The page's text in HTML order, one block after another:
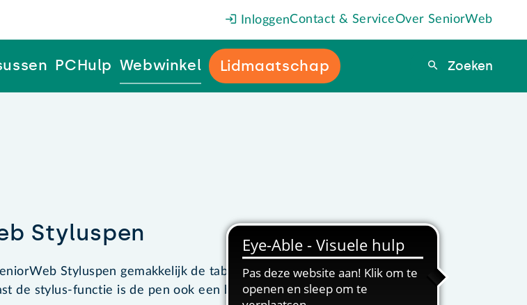
InloggenContact & ServiceOver SeniorWeb
PCHulp Webwinkel Lidmaatschap Zoeken
Zoeken
Styluspen
Styluspen gemakkelijk de tablet of
de stylus-functie is de pen ook een ballpoint.